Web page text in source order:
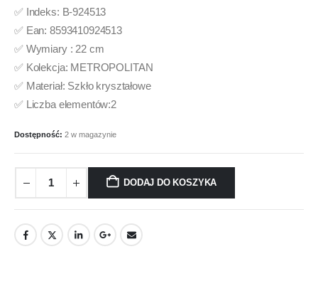
✅ Indeks: B-924513
✅ Ean: 8593410924513
✅ Wymiary : 22 cm
✅ Kolekcja: METROPOLITAN
✅ Materiał: Szkło kryształowe
✅ Liczba elementów:2
Dostępność: 2 w magazynie
DODAJ DO KOSZYKA